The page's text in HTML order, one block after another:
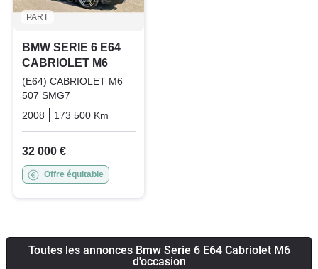
PART
BMW SERIE 6 E64
CABRIOLET M6
(E64) CABRIOLET M6
507 SMG7
2008
173 500 Km
32 000 €
Offre équitable
Toutes les annonces Bmw Serie 6 E64 Cabriolet M6
d'occasion